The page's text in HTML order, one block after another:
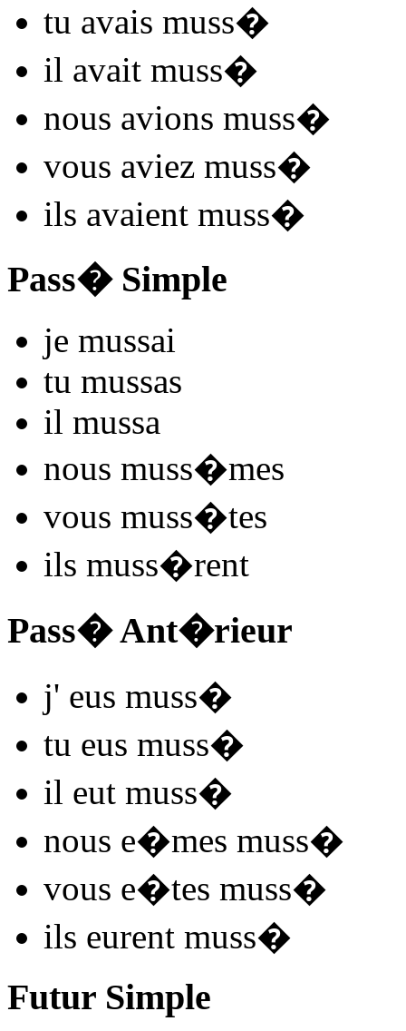
tu avais muss�
il avait muss�
nous avions muss�
vous aviez muss�
ils avaient muss�
Pass� Simple
je mussai
tu mussas
il mussa
nous muss�mes
vous muss�tes
ils muss�rent
Pass� Ant�rieur
j' eus muss�
tu eus muss�
il eut muss�
nous e�mes muss�
vous e�tes muss�
ils eurent muss�
Futur Simple